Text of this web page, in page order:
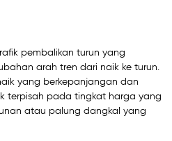
pembalikan turun yang
arah tren dari naik ke turun.
yang berkepanjangan dan
terpisah pada tingkat harga yang
atau palung dangkal yang